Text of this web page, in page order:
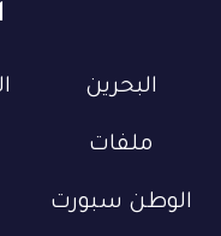
البحرين
ملفات
الوطن سبورت